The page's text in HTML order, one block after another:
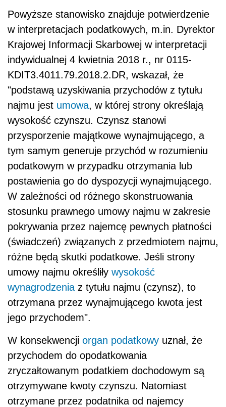
Powyższe stanowisko znajduje potwierdzenie
w interpretacjach podatkowych, m.in. Dyrektor
Krajowej Informacji Skarbowej w interpretacji
indywidualnej 4 kwietnia 2018 r., nr 0115-
KDIT3.4011.79.2018.2.DR, wskazał, że
"podstawą uzyskiwania przychodów z tytułu
najmu jest umowa, w której strony określają
wysokość czynszu. Czynsz stanowi
przysporzenie majątkowe wynajmującego, a
tym samym generuje przychód w rozumieniu
podatkowym w przypadku otrzymania lub
postawienia go do dyspozycji wynajmującego.
W zależności od różnego skonstruowania
stosunku prawnego umowy najmu w zakresie
pokrywania przez najemcę pewnych płatności
(świadczeń) związanych z przedmiotem najmu,
różne będą skutki podatkowe. Jeśli strony
umowy najmu określiły wysokość
wynagrodzenia z tytułu najmu (czynsz), to
otrzymana przez wynajmującego kwota jest
jego przychodem".
W konsekwencji organ podatkowy uznał, że
przychodem do opodatkowania
zryczałtowanym podatkiem dochodowym są
otrzymywane kwoty czynszu. Natomiast
otrzymane przez podatnika od najemcy